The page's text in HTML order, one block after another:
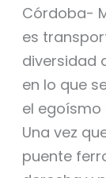
Córdoba-
es
diversidad
en lo que
el egoísmo
Una vez
puente